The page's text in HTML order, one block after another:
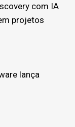
com IA
projetos
lança